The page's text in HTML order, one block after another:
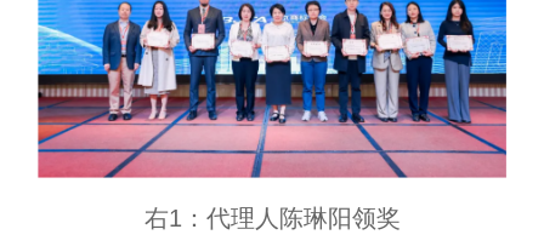
右1：代理人陈琳阳领奖